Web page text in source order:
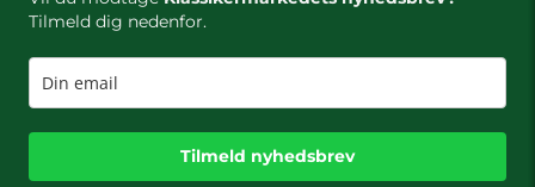
Tilmeld dig nedenfor.
Tilmeld nyhedsbrev